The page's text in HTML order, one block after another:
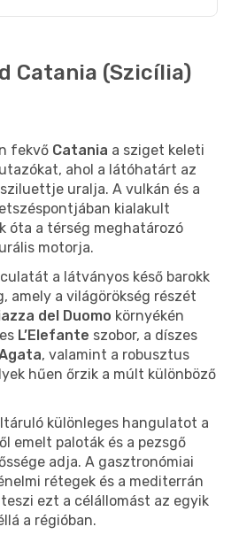
Catania (Szicília)
fekvő Catania a sziget keleti
ahol a látóhatárt az
uralja. A vulkán és a
kialakult
óta a térség meghatározó
motorja.
a látványos késő barokk
amely a világörökség részét
del Duomo környékén
L’Elefante szobor, a díszes
, valamint a robusztus
hűen őrzik a múlt különböző
különleges hangulatot a
emelt paloták és a pezsgő
adja. A gasztronómiai
rétegek és a mediterrán
ezt a célállomást az egyik
a régióban.